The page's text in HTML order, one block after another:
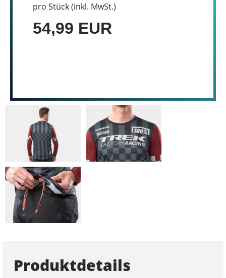
pro Stück (inkl. MwSt.)
54,99 EUR
Produktdetails